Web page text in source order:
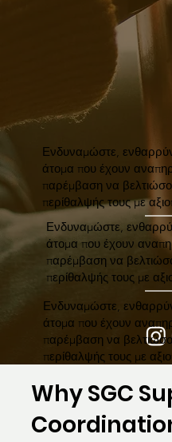
Ενδυναμώστε,
άτομα που έχουν
παρέμβαση να
περίθαλψής τους με
Ενδυναμώστε,
άτομα που έχουν
παρέμβαση να
περίθαλψής τους με
Ενδυναμώστε,
άτομα που έχουν
παρέμβαση να
περίθαλψής τους με
Why SGC